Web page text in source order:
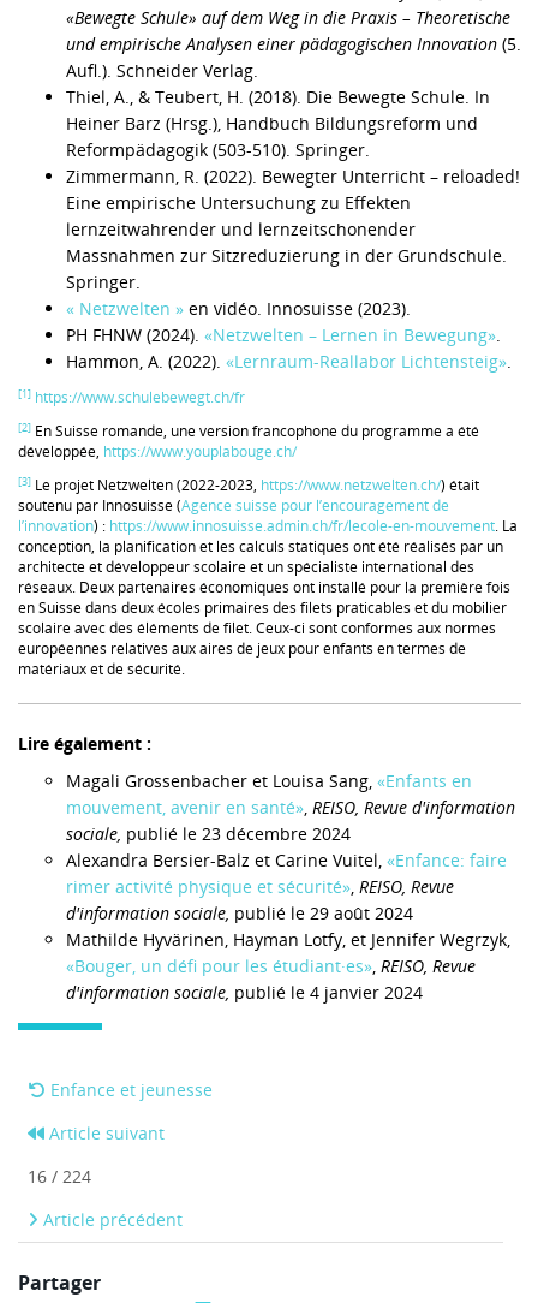
«Bewegte Schule» auf dem Weg in die Praxis – Theoretische
und empirische Analysen einer pädagogischen Innovation (5.
Aufl.). Schneider Verlag.
Thiel, A., & Teubert, H. (2018). Die Bewegte Schule. In
Heiner Barz (Hrsg.), Handbuch Bildungsreform und
Reformpädagogik (503-510). Springer.
Zimmermann, R. (2022). Bewegter Unterricht – reloaded!
Eine empirische Untersuchung zu Effekten
lernzeitwahrender und lernzeitschonender
Massnahmen zur Sitzreduzierung in der Grundschule.
Springer.
« Netzwelten » en vidéo. Innosuisse (2023).
PH FHNW (2024). «Netzwelten – Lernen in Bewegung».
Hammon, A. (2022). «Lernraum-Reallabor Lichtensteig».
[1] https://www.schulebewegt.ch/fr
[2] En Suisse romande, une version francophone du programme a été
développée, https://www.youplabouge.ch/
[3] Le projet Netzwelten (2022-2023, https://www.netzwelten.ch/) était
soutenu par Innosuisse (Agence suisse pour l’encouragement de
l’innovation) : https://www.innosuisse.admin.ch/fr/lecole-en-mouvement. La
conception, la planification et les calculs statiques ont été réalisés par un
architecte et développeur scolaire et un spécialiste international des
réseaux. Deux partenaires économiques ont installé pour la première fois
en Suisse dans deux écoles primaires des filets praticables et du mobilier
scolaire avec des éléments de filet. Ceux-ci sont conformes aux normes
européennes relatives aux aires de jeux pour enfants en termes de
matériaux et de sécurité.
Lire également :
Magali Grossenbacher et Louisa Sang, «Enfants en
mouvement, avenir en santé», REISO, Revue d'information
sociale, publié le 23 décembre 2024
Alexandra Bersier-Balz et Carine Vuitel, «Enfance: faire
rimer activité physique et sécurité», REISO, Revue
d'information sociale, publié le 29 août 2024
Mathilde Hyvärinen, Hayman Lotfy, et Jennifer Wegrzyk,
«Bouger, un défi pour les étudiant·es», REISO, Revue
d'information sociale, publié le 4 janvier 2024
Enfance et jeunesse
Article suivant
16 / 224
Article précédent
Partager